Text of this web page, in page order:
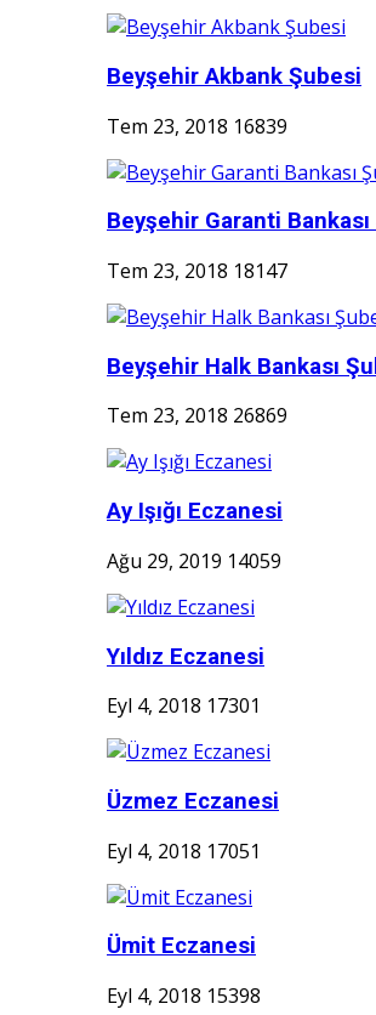
Beyşehir Akbank Şubesi
Tem 23, 2018 16839
Beyşehir Garanti
Tem 23, 2018 18147
Beyşehir Halk Bankası
Tem 23, 2018 26869
Ay Işığı Eczanesi
Ağu 29, 2019 14059
Yıldız Eczanesi
Eyl 4, 2018 17301
Üzmez Eczanesi
Eyl 4, 2018 17051
Ümit Eczanesi
Eyl 4, 2018 15398